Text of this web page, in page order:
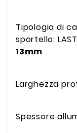
Tipologia di
sportello:
13mm
Larghezza
Spessore